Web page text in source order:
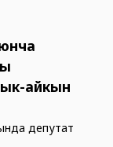
айкын
депутат